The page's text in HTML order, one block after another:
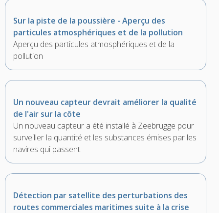
Sur la piste de la poussière - Aperçu des
particules atmosphériques et de la pollution
Aperçu des particules atmosphériques et de la
pollution
Un nouveau capteur devrait améliorer la qualité
de l'air sur la côte
Un nouveau capteur a été installé à Zeebrugge pour
surveiller la quantité et les substances émises par les
navires qui passent.
Détection par satellite des perturbations des
routes commerciales maritimes suite à la crise